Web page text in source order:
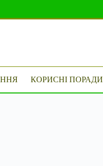
КОРИСНІ ПОРАДИ